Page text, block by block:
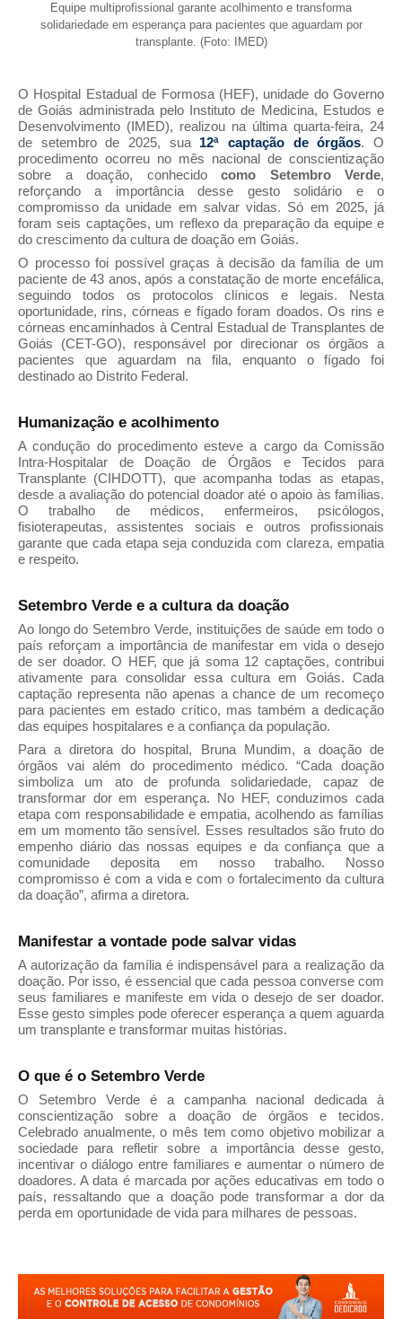
Equipe multiprofissional garante acolhimento e transforma
solidariedade em esperança para pacientes que aguardam por
transplante. (Foto: IMED)
O Hospital Estadual de Formosa (HEF), unidade do Governo
de Goiás administrada pelo Instituto de Medicina, Estudos e
Desenvolvimento (IMED), realizou na última quarta-feira, 24
de setembro de 2025, sua 12ª captação de órgãos. O
procedimento ocorreu no mês nacional de conscientização
sobre a doação, conhecido como Setembro Verde,
reforçando a importância desse gesto solidário e o
compromisso da unidade em salvar vidas. Só em 2025, já
foram seis captações, um reflexo da preparação da equipe e
do crescimento da cultura de doação em Goiás.
O processo foi possível graças à decisão da família de um
paciente de 43 anos, após a constatação de morte encefálica,
seguindo todos os protocolos clínicos e legais. Nesta
oportunidade, rins, córneas e fígado foram doados. Os rins e
córneas encaminhados à Central Estadual de Transplantes de
Goiás (CET-GO), responsável por direcionar os órgãos a
pacientes que aguardam na fila, enquanto o fígado foi
destinado ao Distrito Federal.
Humanização e acolhimento
A condução do procedimento esteve a cargo da Comissão
Intra-Hospitalar de Doação de Órgãos e Tecidos para
Transplante (CIHDOTT), que acompanha todas as etapas,
desde a avaliação do potencial doador até o apoio às famílias.
O trabalho de médicos, enfermeiros, psicólogos,
fisioterapeutas, assistentes sociais e outros profissionais
garante que cada etapa seja conduzida com clareza, empatia
e respeito.
Setembro Verde e a cultura da doação
Ao longo do Setembro Verde, instituições de saúde em todo o
país reforçam a importância de manifestar em vida o desejo
de ser doador. O HEF, que já soma 12 captações, contribui
ativamente para consolidar essa cultura em Goiás. Cada
captação representa não apenas a chance de um recomeço
para pacientes em estado crítico, mas também a dedicação
das equipes hospitalares e a confiança da população.
Para a diretora do hospital, Bruna Mundim, a doação de
órgãos vai além do procedimento médico. “Cada doação
simboliza um ato de profunda solidariedade, capaz de
transformar dor em esperança. No HEF, conduzimos cada
etapa com responsabilidade e empatia, acolhendo as famílias
em um momento tão sensível. Esses resultados são fruto do
empenho diário das nossas equipes e da confiança que a
comunidade deposita em nosso trabalho. Nosso
compromisso é com a vida e com o fortalecimento da cultura
da doação”, afirma a diretora.
Manifestar a vontade pode salvar vidas
A autorização da família é indispensável para a realização da
doação. Por isso, é essencial que cada pessoa converse com
seus familiares e manifeste em vida o desejo de ser doador.
Esse gesto simples pode oferecer esperança a quem aguarda
um transplante e transformar muitas histórias.
O que é o Setembro Verde
O Setembro Verde é a campanha nacional dedicada à
conscientização sobre a doação de órgãos e tecidos.
Celebrado anualmente, o mês tem como objetivo mobilizar a
sociedade para refletir sobre a importância desse gesto,
incentivar o diálogo entre familiares e aumentar o número de
doadores. A data é marcada por ações educativas em todo o
país, ressaltando que a doação pode transformar a dor da
perda em oportunidade de vida para milhares de pessoas.